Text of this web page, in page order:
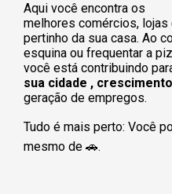
Aqui você encontra os
melhores comércios,
pertinho da sua casa. Ao
esquina ou frequentar a
você está contribuindo
sua cidade ,
geração de empregos.
Tudo é mais perto: Você
mesmo de 🚗.